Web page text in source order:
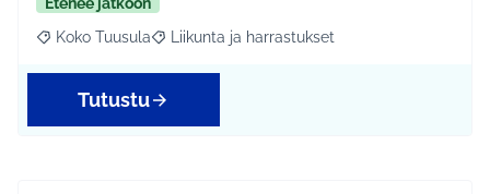
Rajaa tulokset aihepiirin mukaan: Koko Tuusula
Koko Tuusula Rajaa tulokset teeman mukaan: Liikunta ja
Liikunta ja harrastukset
Tutustu